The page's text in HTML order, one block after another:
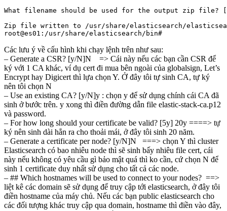
What filename should be used for the output zip
Zip file written to /usr/share/elasticsearch/
root@es01:/usr/share/elasticsearch/bin#
Các lưu ý về cấu hình khi chạy lệnh trên như sau:
– Generate a CSR? [y/N]N => Cái này nếu các bạn cần CSR để
ký với 1 CA khác, ví dụ cert đi mua bên ngoài của globalsign, Let’s
Encrypt hay Digicert thì lựa chọn Y. Ở đây tôi tự sinh CA, tự ký
nên tôi chọn N
– Use an existing CA? [y/N]y : chọn y để sử dụng chính cái CA đã
sinh ở bước trên. y xong thì điền đường dẫn file elastic-stack-ca.p12
và password.
– For how long should your certificate be valid? [5y] 20y ====> tự
ký nên sinh dài hẳn ra cho thoải mái, ở đây tôi sinh 20 năm.
– Generate a certificate per node? [y/N]N ===> chọn Y thì cluster
Elasticsearch có bao nhiêu node thì sẽ sinh bấy nhiêu file cert, cái
này nếu không có yêu cầu gì bảo mật quá thì ko cần, cứ chọn N để
sinh 1 certificate duy nhất sử dụng cho tất cả các node.
– ## Which hostnames will be used to connect to your nodes? ==>
liệt kê các domain sẽ sử dụng để truy cập tới elasticsearch, ở đây tôi
điền hostname của máy chủ. Nếu các bạn public elasticsearch cho
các đối tượng khác truy cập qua domain, hostname thì điền vào đây,